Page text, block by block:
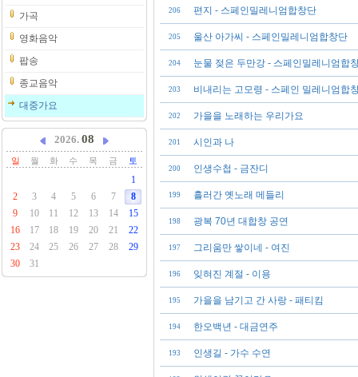
가곡
영화음악
팝송
종교음악
대중가요
2026. 08
일 월 화 수 목 금 토
1
2
3 4 5 6 7
8
9
10 11 12 13 14
15
16
17 18 19 20 21
22
23
24 25 26 27 28
29
30
31
206 편지 - 스페인밀레니엄합창단
205 울산 아가씨 - 스페인밀레니엄합창단
204 눈물 젖은 두만강 - 스페인밀레니엄합
203 비내리는 고모령 - 스페인 밀레니엄합
202 가을을 노래하는 우리가요
201 시인과 나
200 인생수첩 - 금잔디
199 흘러간 옛노래 메들리
198 광복 70년 대합창 공연
197 그리움만 쌓이네 - 여진
196 잊혀진 계절 - 이용
195 가을을 남기고 간 사랑 - 패티킴
194 한오백년 - 대금연주
193 인생길 - 가수 수연